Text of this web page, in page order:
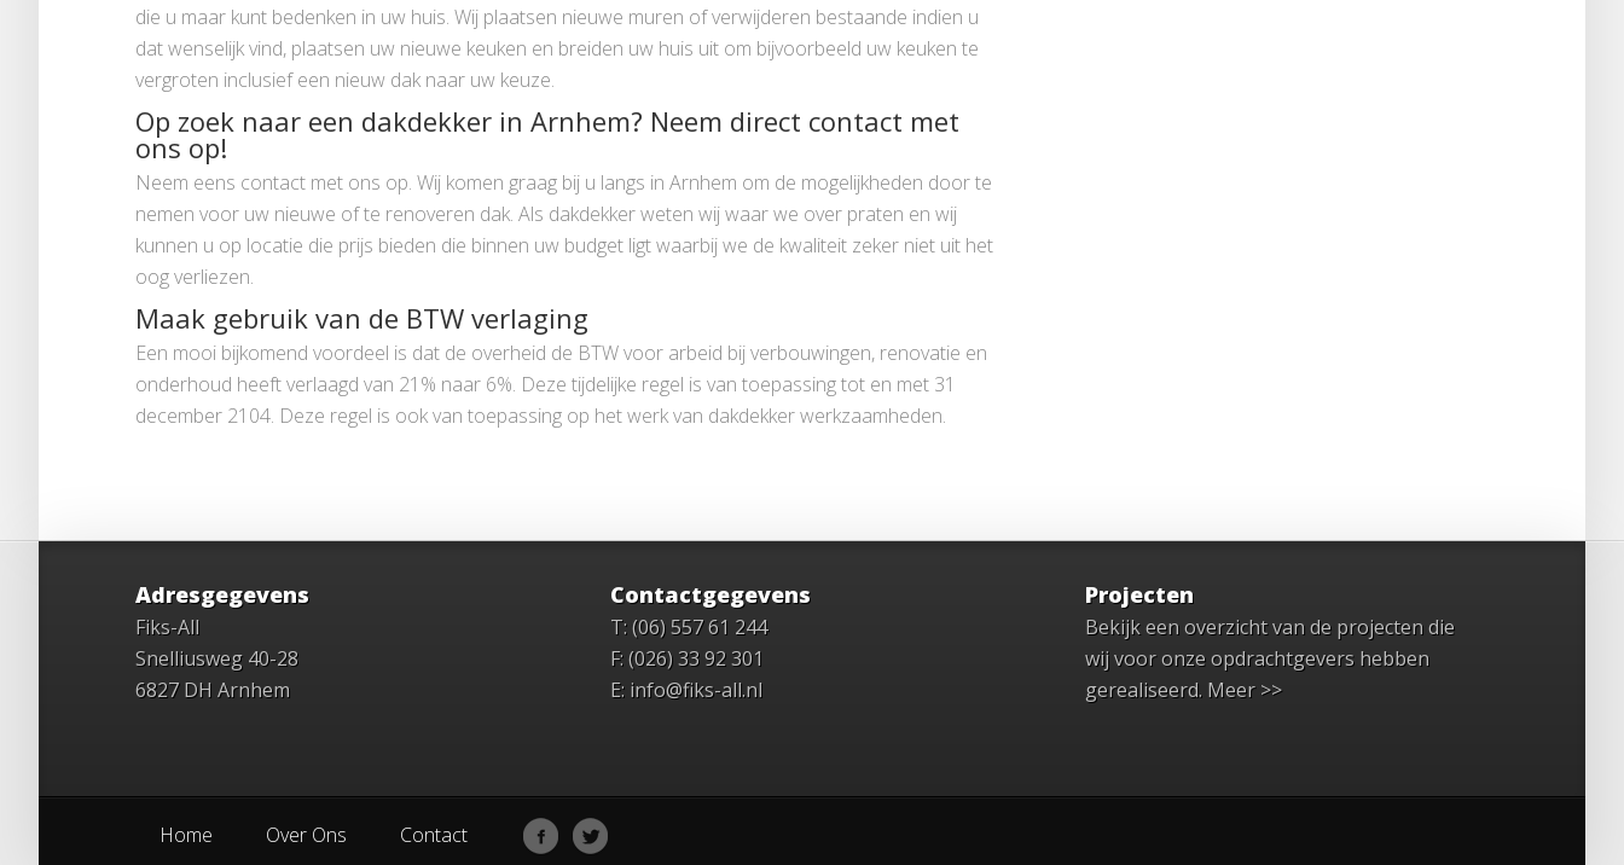
die u maar kunt bedenken in uw huis. Wij plaatsen nieuwe muren of verwijderen bestaande indien u
dat wenselijk vind, plaatsen uw nieuwe keuken en breiden uw huis uit om bijvoorbeeld uw keuken te
vergroten inclusief een nieuw dak naar uw keuze.
Op zoek naar een dakdekker in Arnhem? Neem direct contact met
ons op!
Neem eens contact met ons op. Wij komen graag bij u langs in Arnhem om de mogelijkheden door te
nemen voor uw nieuwe of te renoveren dak. Als dakdekker weten wij waar we over praten en wij
kunnen u op locatie die prijs bieden die binnen uw budget ligt waarbij we de kwaliteit zeker niet uit het
oog verliezen.
Maak gebruik van de BTW verlaging
Een mooi bijkomend voordeel is dat de overheid de BTW voor arbeid bij verbouwingen, renovatie en
onderhoud heeft verlaagd van 21% naar 6%. Deze tijdelijke regel is van toepassing tot en met 31
december 2104. Deze regel is ook van toepassing op het werk van dakdekker werkzaamheden.
Adresgegevens
Fiks-All
Snelliusweg 40-28
6827 DH Arnhem
Contactgegevens
T: (06) 557 61 244
F: (026) 33 92 301
E: info@fiks-all.nl
Projecten
Bekijk een overzicht van de projecten die
wij voor onze opdrachtgevers hebben
gerealiseerd. Meer >>
Home Over Ons Contact